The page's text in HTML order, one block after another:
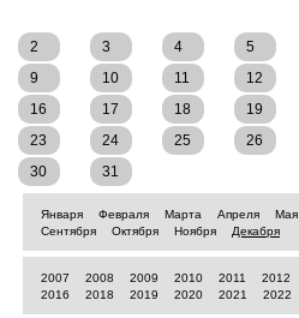
2
3 4 5
9
10 11 12
16
17 18 19
23
24 25 26
30
31
Января Февраля Марта Апреля Мая
Сентября
Октября Ноября Декабря
2007 2008 2009 2010 2011 2012
2016
2018 2019 2020 2021 2022